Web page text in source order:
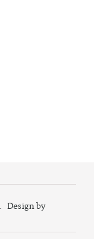
Design by